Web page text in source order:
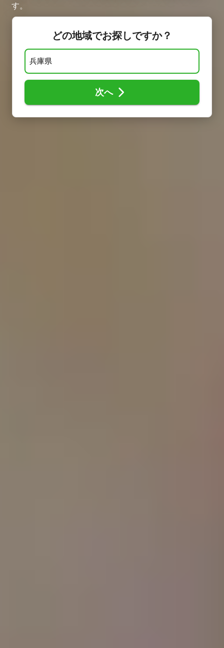
す。
どの地域でお探しですか？
次へ